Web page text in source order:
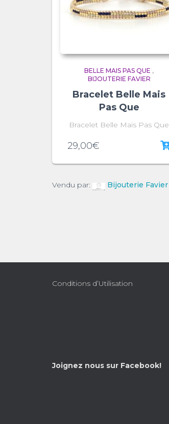
BELLE MAIS PAS QUE ,
BIJOUTERIE FAVIER
Bracelet Belle Mais
Pas Que
Bracelet Belle Mais Pas Que
29,00€
Vendu par: Bijouterie Favier
Conditions d’Utilisation
Joignez nous sur Facebook!